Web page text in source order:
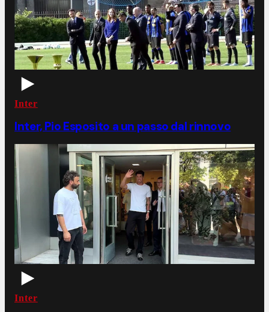
Inter
Inter, Pio Esposito a un passo dal rinnovo
Inter